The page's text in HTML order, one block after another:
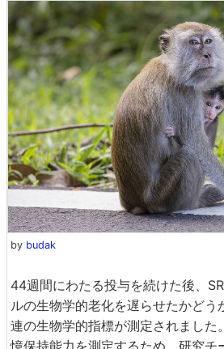
by budak
44週間にわたる投与を続けた後、
ルの生物学的老化を遅らせたかどう
連の生物学的指標が測定されました